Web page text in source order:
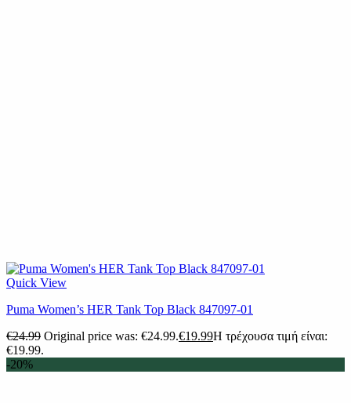
Quick View
Puma Women’s HER Tank Top Black 847097-01
€24.99 Original price was: €24.99.€19.99Η τρέχουσα τιμή είναι:
€19.99.
-20%